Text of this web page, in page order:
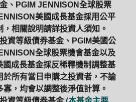
金 168循環投資
高成長基金 月配息
、PGIM JENNISON全球股票
美國成長基金採用公平
相關說明請詳投資人須知。
資等級債券基金、PGIM美國公
全球股票機會基金以及
國成長基金採反稀釋機制調整基
於所有當日申購之投資者，不論
，均會以調整後淨值計算。